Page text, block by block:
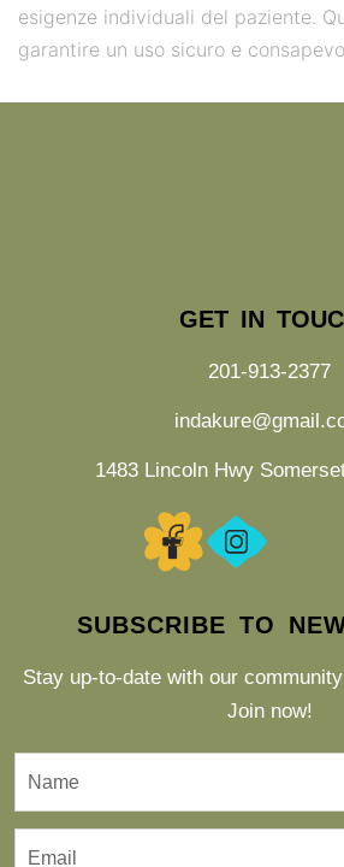
esigenze individuali del paziente.
garantire un uso sicuro e
GET IN
201-913-2377
1483 Lincoln Hwy
SUBSCRIBE TO
Stay up-to-date with our
Join now!